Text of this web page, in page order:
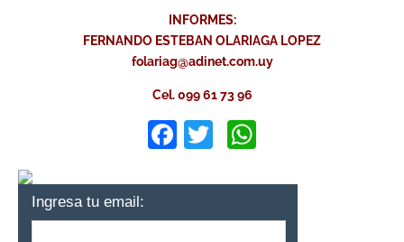
INFORMES:
FERNANDO ESTEBAN OLARIAGA LOPEZ
folariag@adinet.com.uy
Cel. 099 61 73 96
Facebook
Twitter
Ingresa tu email: